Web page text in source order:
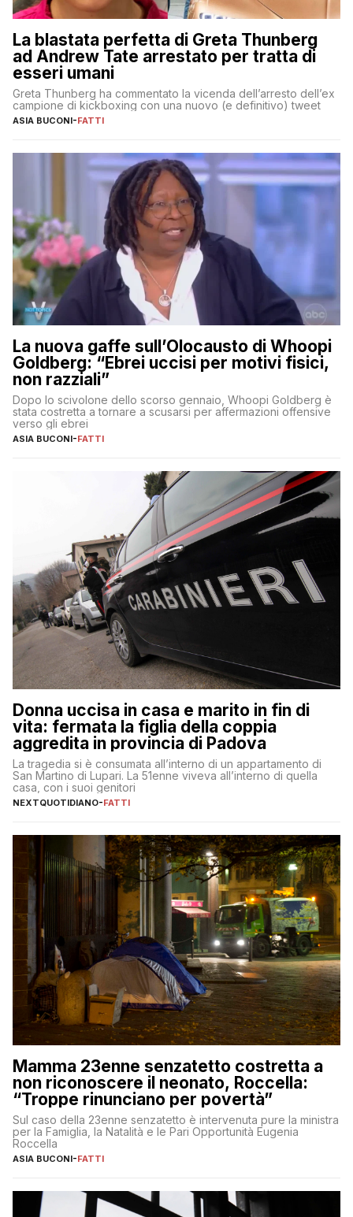
La blastata perfetta di Greta Thunberg
ad Andrew Tate arrestato per tratta di
esseri umani
Greta Thunberg ha commentato la vicenda dell’arresto dell’ex
campione di kickboxing con una nuovo (e definitivo) tweet
ASIA BUCONI-FATTI
La nuova gaffe sull’Olocausto di Whoopi
Goldberg: “Ebrei uccisi per motivi fisici,
non razziali”
Dopo lo scivolone dello scorso gennaio, Whoopi Goldberg è
stata costretta a tornare a scusarsi per affermazioni offensive
verso gli ebrei
ASIA BUCONI-FATTI
Donna uccisa in casa e marito in fin di
vita: fermata la figlia della coppia
aggredita in provincia di Padova
La tragedia si è consumata all’interno di un appartamento di
San Martino di Lupari. La 51enne viveva all’interno di quella
casa, con i suoi genitori
NEXTQUOTIDIANO-FATTI
Mamma 23enne senzatetto costretta a
non riconoscere il neonato, Roccella:
“Troppe rinunciano per povertà”
Sul caso della 23enne senzatetto è intervenuta pure la ministra
per la Famiglia, la Natalità e le Pari Opportunità Eugenia
Roccella
ASIA BUCONI-FATTI